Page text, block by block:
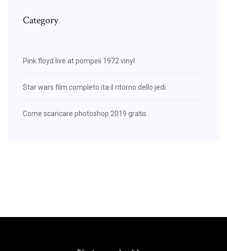
Category
Pink floyd live at pompeii 1972 vinyl
Star wars film completo ita il ritorno dello jedi
Come scaricare photoshop 2019 gratis